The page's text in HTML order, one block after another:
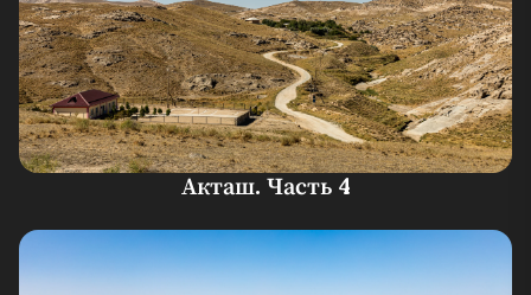
Акташ. Часть 4